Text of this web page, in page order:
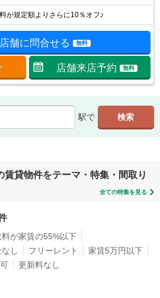
が規定額よりさらに10％オフ♪
舗に問合せる 無料
店舗来店予約 無料
駅で
貸物件をテーマ・特集・間取り
全ての特集を見る
が家賃の55%以下
し フリーレント
家賃5万円以下
更新料なし